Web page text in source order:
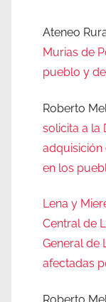
Ateneo
Murias de
pueblo y
Roberto
solicita a la
adquisición
en los
Lena y
Central de
General de
afectadas
Roberto